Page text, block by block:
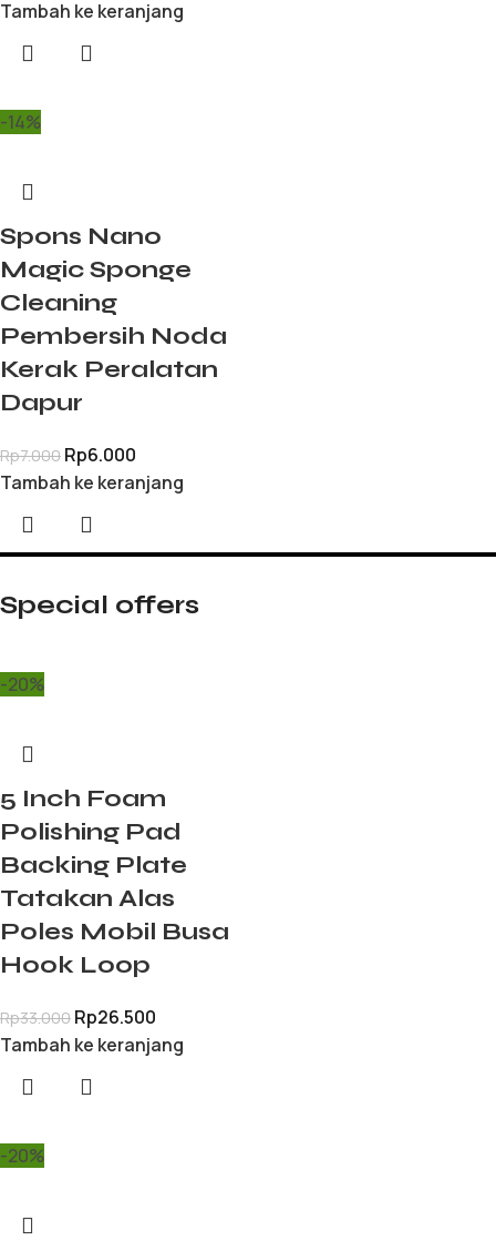
Tambah ke keranjang
-14%
Spons Nano
Magic Sponge
Cleaning
Pembersih Noda
Kerak Peralatan
Dapur
Rp7.000 Rp6.000
Tambah ke keranjang
Special offers
-20%
5 Inch Foam
Polishing Pad
Backing Plate
Tatakan Alas
Poles Mobil Busa
Hook Loop
Rp33.000 Rp26.500
Tambah ke keranjang
-20%